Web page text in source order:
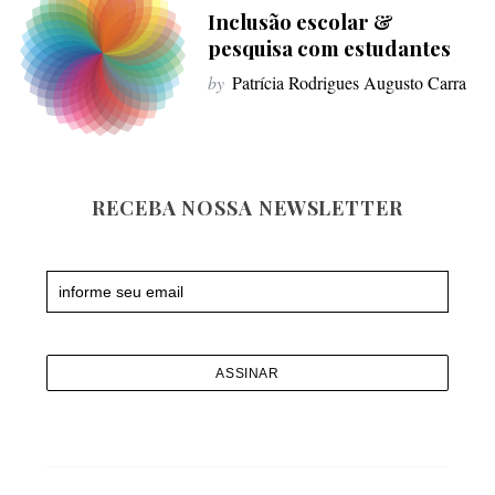
f
o
r
:
Inclusão escolar &
pesquisa com estudantes
by Patrícia Rodrigues Augusto Carra
RECEBA NOSSA NEWSLETTER